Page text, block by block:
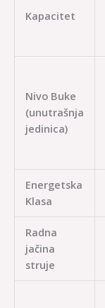
Kapacitet
Nivo Buke
(unutrašnja
jedinica)
Energetska
Klasa
Radna
jačina
struje